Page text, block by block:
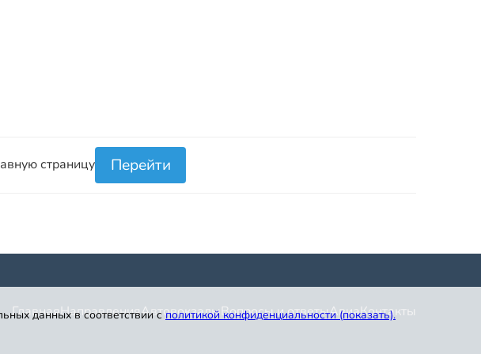
страницу Перейти
ГлавнаяНаправленияАвтовокзалыВопросы и ответыАвиаКонтакты
данных в соответствии с политикой конфиденциальности (показать).